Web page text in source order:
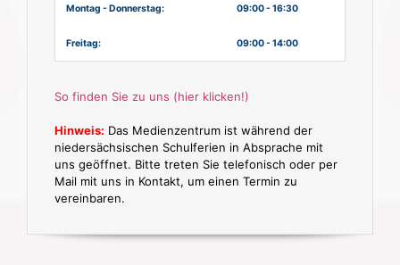
Montag - Donnerstag: 09:00 - 16:30
Freitag: 09:00 - 14:00
So finden Sie zu uns (hier klicken!)
Hinweis: Das Medienzentrum ist während der
niedersächsischen Schulferien in Absprache mit
uns geöffnet. Bitte treten Sie telefonisch oder per
Mail mit uns in Kontakt, um einen Termin zu
vereinbaren.